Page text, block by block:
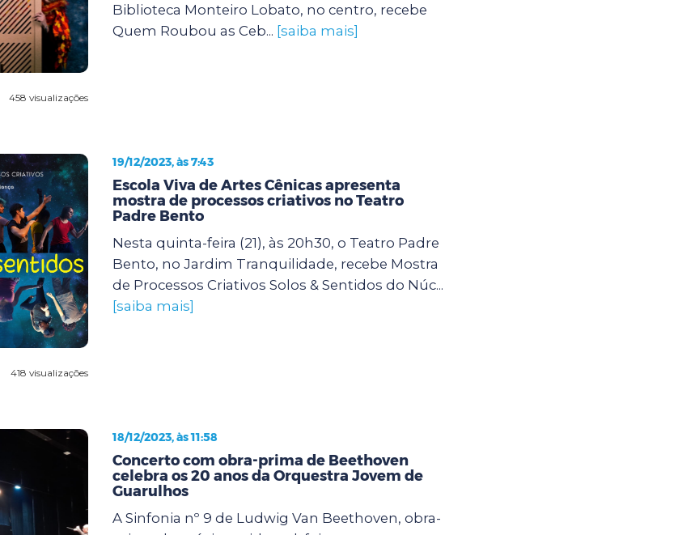
458 visualizações
Biblioteca Monteiro Lobato, no centro, recebe
Quem Roubou as Ceb... [saiba mais]
418 visualizações
19/12/2023, às 7:43
Escola Viva de Artes Cênicas apresenta
mostra de processos criativos no Teatro
Padre Bento
Nesta quinta-feira (21), às 20h30, o Teatro Padre
Bento, no Jardim Tranquilidade, recebe Mostra
de Processos Criativos Solos & Sentidos do Núc...
[saiba mais]
18/12/2023, às 11:58
Concerto com obra-prima de Beethoven
celebra os 20 anos da Orquestra Jovem de
Guarulhos
A Sinfonia nº 9 de Ludwig Van Beethoven, obra-